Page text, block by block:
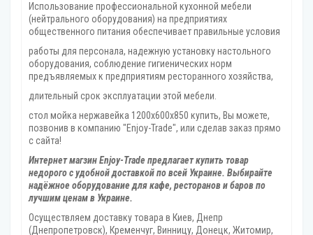
Использование профессиональной кухонной мебели
(нейтрального оборудования) на предприятиях
общественного питания обеспечивает правильные условия
работы для персонала, надежную установку настольного
оборудования, соблюдение гигиенических норм
предъявляемых к предприятиям ресторанного хозяйства,
длительный срок эксплуатации этой мебели.
стол мойка нержавейка 1200х600х850 купить, Вы можете,
позвонив в компанию "Enjoy-Trade", или сделав заказ прямо
с сайта!
Интернет магзин Enjoy-Trade предлагает купить товар
недорого с удобной доставкой по всей Украине. Выбирайте
надёжное оборудование для кафе, ресторанов и баров по
лучшим ценам в Украине.
Осуществляем доставку товара в Киев, Днепр
(Днепропетровск), Кременчуг, Винницу, Донецк‎, Житомир,